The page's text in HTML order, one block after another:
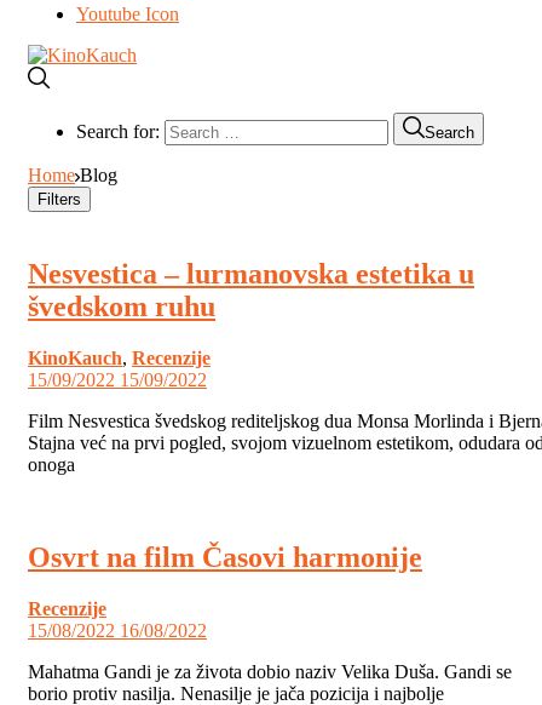
Youtube Icon
Search for: Search
Home Blog
Filters
Nesvestica – lurmanovska estetika u
švedskom ruhu
KinoKauch, Recenzije
15/09/2022 15/09/2022
Film Nesvestica švedskog rediteljskog dua Monsa Morlinda i
Stajna već na prvi pogled, svojom vizuelnom estetikom, odudara
onoga
Osvrt na film Časovi harmonije
Recenzije
15/08/2022 16/08/2022
Mahatma Gandi je za života dobio naziv Velika Duša. Gandi se
borio protiv nasilja. Nenasilje je jača pozicija i najbolje